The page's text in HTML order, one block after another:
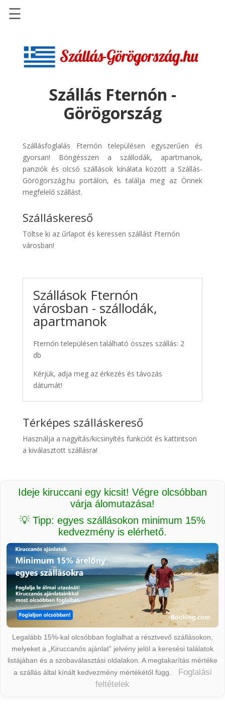
Szállások
Repülőjegy
pénzvisszatérítéssel
Discover
Cars
Transzfer
Kiwi
Taxi
☰
Szállás Fternón -
Görögország
Szállásfoglalás Fternón településen egyszerűen és
gyorsan! Böngésszen a szállodák, apartmanok,
panziók és olcsó szállások kínálata között a Szállás-
Görögország.hu portálon, és találja meg az Önnek
megfelelő szállást.
Szálláskereső
Töltse ki az űrlapot és keressen szállást Fternón
városban!
Szállások Fternón
városban - szállodák,
apartmanok
Fternón településen található összes szállás: 2
db
Kérjük, adja meg az érkezés és távozás
dátumát!
Térképes szálláskereső
Használja a nagyítás/kicsinyítés funkciót és kattintson
a kiválasztott szállásra!
Ideje kiruccani egy kicsit! Végre olcsóbban
várja álomutazása!
💡 Tipp: egyes szállásokon minimum 15%
kedvezmény is elérhető.
Legalább 15%-kal olcsóbban foglalhat a résztvevő szállásokon,
melyeket a „Kiruccanós ajánlat” jelvény jelöl a keresési találatok
listájában és a szobaválasztási oldalakon. A megtakarítás mértéke
a szállás által kínált kedvezmény mértékétől függ.
Foglalási
feltételek